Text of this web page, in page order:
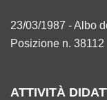
23/03/1987 - Albo
Posizione n. 38112
ATTIVITÀ